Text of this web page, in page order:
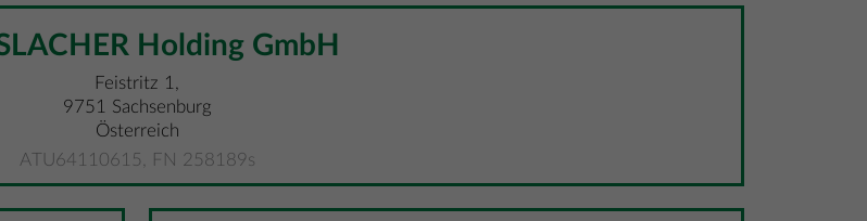
Holding GmbH
Feistritz 1,
9751 Sachsenburg
Österreich
ATU64110615, FN 258189s